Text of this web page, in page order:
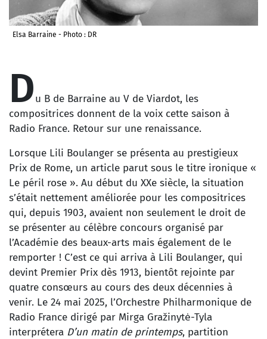
Elsa Barraine - Photo : DR
Du B de Barraine au V de Viardot, les
compositrices donnent de la voix cette saison à
Radio France. Retour sur une renaissance.
Lorsque Lili Boulanger se présenta au prestigieux
Prix de Rome, un article parut sous le titre ironique «
Le péril rose ». Au début du XXe siècle, la situation
s’était nettement améliorée pour les compositrices
qui, depuis 1903, avaient non seulement le droit de
se présenter au célèbre concours organisé par
l’Académie des beaux-arts mais également de le
remporter ! C’est ce qui arriva à Lili Boulanger, qui
devint Premier Prix dès 1913, bientôt rejointe par
quatre consœurs au cours des deux décennies à
venir. Le 24 mai 2025, l’Orchestre Philharmonique de
Radio France dirigé par Mirga Gražinytė-Tyla
interprétera D’un matin de printemps, partition